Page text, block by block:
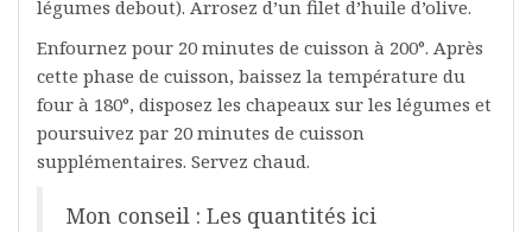
légumes debout). Arrosez d’un filet d’huile d’olive.
Enfournez pour 20 minutes de cuisson à 200°. Après
cette phase de cuisson, baissez la température du
four à 180°, disposez les chapeaux sur les légumes et
poursuivez par 20 minutes de cuisson
supplémentaires. Servez chaud.
Mon conseil : Les quantités ici